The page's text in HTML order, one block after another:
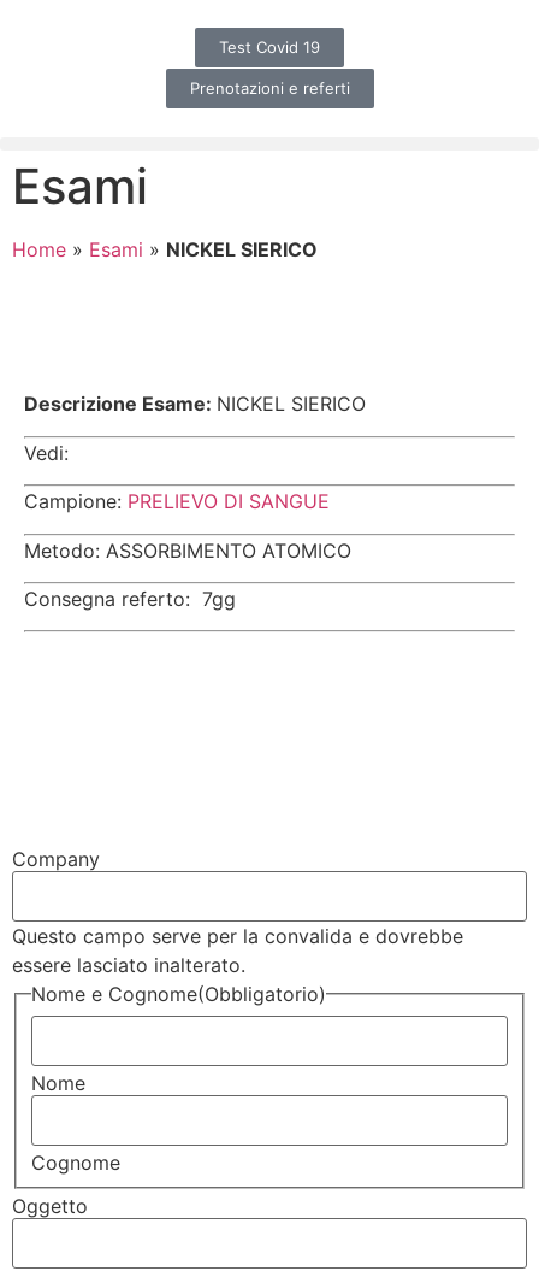
Test Covid 19
Prenotazioni e referti
Esami
Home » Esami » NICKEL SIERICO
Descrizione Esame: NICKEL SIERICO
Vedi:
Campione: PRELIEVO DI SANGUE
Metodo: ASSORBIMENTO ATOMICO
Consegna referto: 7gg
Company
Questo campo serve per la convalida e dovrebbe
essere lasciato inalterato.
Nome e Cognome(Obbligatorio)
Nome
Cognome
Oggetto